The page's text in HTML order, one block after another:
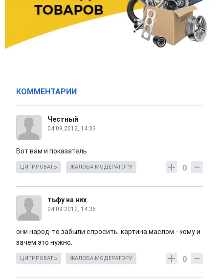
КОММЕНТАРИИ
Честный
04.09.2012, 14:33
Вот вам и показатель
0
ЦИТИРОВАТЬ ЖАЛОБА МОДЕРАТОРУ
тьфу на них
04.09.2012, 14:36
они народ-то забыли спросить. картина маслом - кому и
зачем это нужно.
0
ЦИТИРОВАТЬ ЖАЛОБА МОДЕРАТОРУ